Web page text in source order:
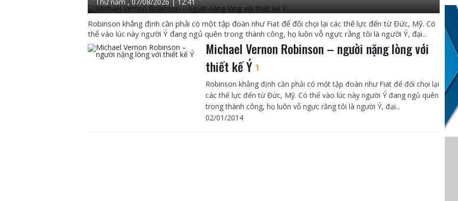
Robinson khẳng định cần phải có một tập đoàn như Fiat để đối chọi lại các thế lực đến từ Đức, Mỹ. Có
thể vào lúc này người Ý đang ngủ quên trong thành công, họ luôn vỗ ngực rằng tôi là người Ý, đại...
Michael Vernon Robinson – người nặng lòng với
thiết kế Ý 1
Robinson khẳng định cần phải có một tập đoàn như Fiat để đối chọi lại
các thế lực đến từ Đức, Mỹ. Có thể vào lúc này người Ý đang ngủ quên
trong thành công, họ luôn vỗ ngực rằng tôi là người Ý, đại...
02/01/2014